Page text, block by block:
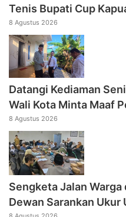
Tenis Bupati Cup
8 Agustus 2026
Datangi Kediaman
Wali Kota Minta Maaf
8 Agustus 2026
Sengketa Jalan Warga
Dewan Sarankan Ukur